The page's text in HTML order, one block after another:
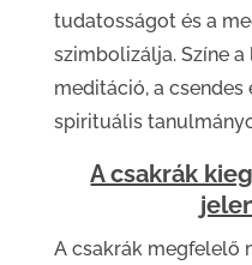
tudatosságot és a
szimbolizálja. Színe a
meditáció, a csendes
spirituális
A csakrák
A csakrák megfelelő